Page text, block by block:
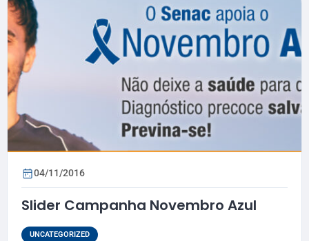
04/11/2016
Slider Campanha Novembro Azul
UNCATEGORIZED